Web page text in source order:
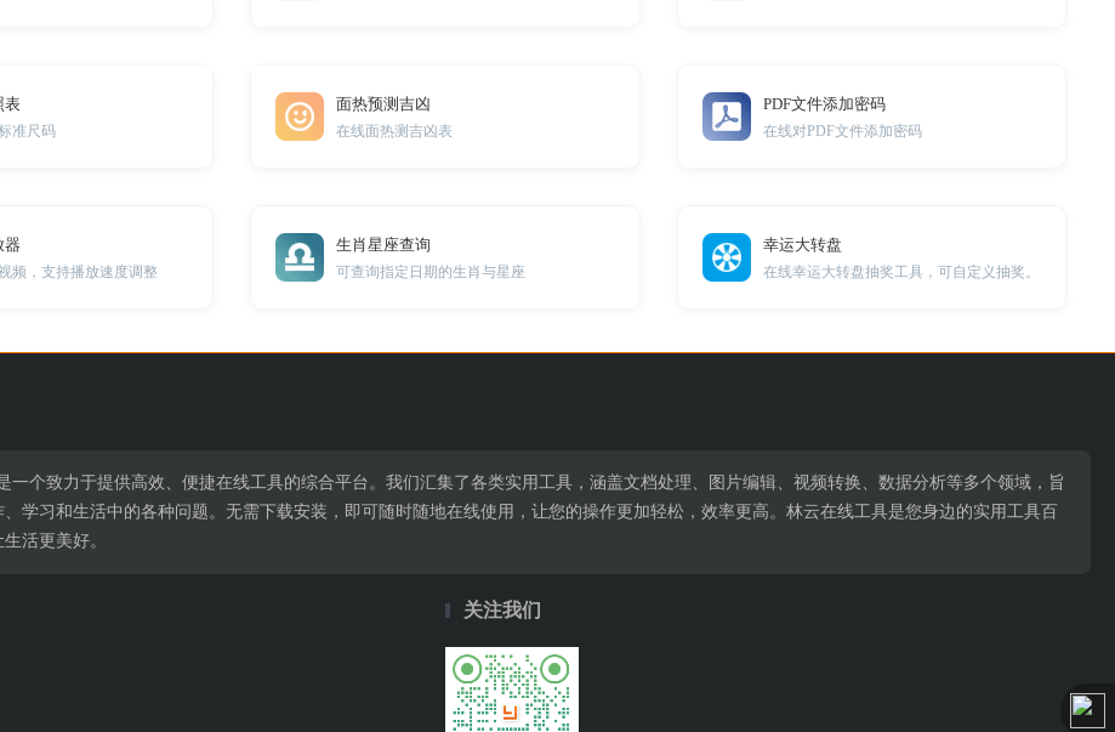
表
准尺码
面热预测吉凶
在线面热测吉凶表
PDF文件添加密码
在线对PDF文件添加密码
器
频，支持播放速度调整
生肖星座查询
可查询指定日期的生肖与星座
幸运大转盘
在线幸运大转盘抽奖工具，可自定义抽奖。
一个致力于提供高效、便捷在线工具的综合平台。我们汇集了各类实用工具，涵盖文档处理、图片编辑、视频转换、数据分析等多个领域，旨
学习和生活中的各种问题。无需下载安装，即可随时随地在线使用，让您的操作更加轻松，效率更高。林云在线工具是您身边的实用工具百
活更美好。
关注我们